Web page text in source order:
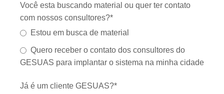
Você esta buscando material ou quer ter contato
com nossos consultores?*
Estou em busca de material
Quero receber o contato dos consultores do
GESUAS para implantar o sistema na minha cidade
Já é um cliente GESUAS?*